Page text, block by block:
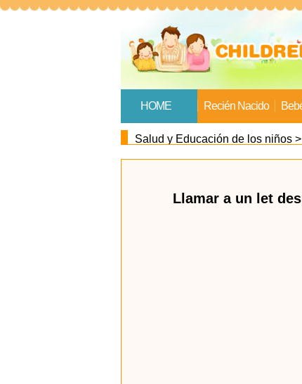
HOME Recién Nacido
Salud y Educación de los niños >
Llamar a un let